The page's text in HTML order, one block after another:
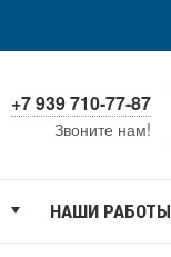
+7 939 710-77-87
Звоните нам!
НАШИ РАБОТЫ